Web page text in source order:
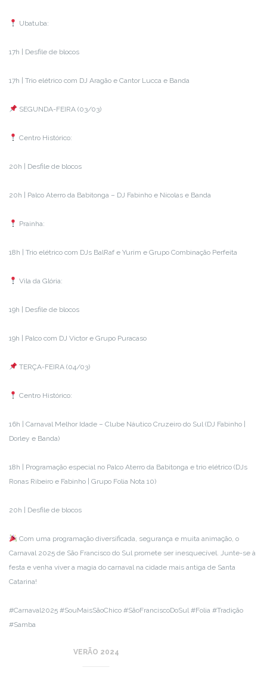
Ubatuba:
17h | Desfile de blocos
17h | Trio elétrico com DJ Aragão e Cantor Lucca e Banda
SEGUNDA-FEIRA (03/03)
Centro Histórico:
20h | Desfile de blocos
20h | Palco Aterro da Babitonga – DJ Fabinho e Nícolas e Banda
Prainha:
18h | Trio elétrico com DJs BalRaf e Yurim e Grupo Combinação Perfeita
Vila da Glória:
19h | Desfile de blocos
19h | Palco com DJ Victor e Grupo Puracaso
TERÇA-FEIRA (04/03)
Centro Histórico:
16h | Carnaval Melhor Idade – Clube Náutico Cruzeiro do Sul (DJ Fabinho |
Dorley e Banda)
18h | Programação especial no Palco Aterro da Babitonga e trio elétrico (DJs
Ronas Ribeiro e Fabinho | Grupo Folia Nota 10)
20h | Desfile de blocos
Com uma programação diversificada, segurança e muita animação, o
Carnaval 2025 de São Francisco do Sul promete ser inesquecível. Junte-se à
festa e venha viver a magia do carnaval na cidade mais antiga de Santa
Catarina!
#Carnaval2025 #SouMaisSãoChico #SãoFranciscoDoSul #Folia #Tradição
#Samba
VERÃO 2024